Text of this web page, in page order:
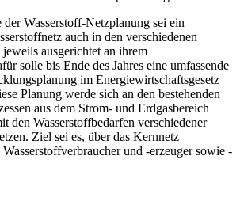
Wasserstoff-Netzplanung sei ein
auch in den verschiedenen
ausgerichtet an ihrem
solle bis Ende des Jahres eine umfassende
im Energiewirtschaftsgesetz
Planung werde sich an den bestehenden
aus dem Strom- und Erdgasbereich
den Wasserstoffbedarfen verschiedener
Ziel sei es, über das Kernnetz
und -erzeuger sowie -